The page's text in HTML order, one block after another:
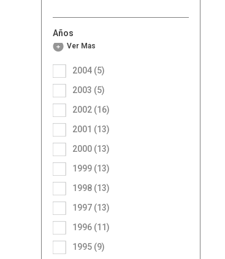
Años
1995 (9)
1996 (11)
1997 (13)
1998 (13)
1999 (13)
2000 (13)
2001 (13)
2002 (16)
2003 (5)
2004 (5)
Ver Más